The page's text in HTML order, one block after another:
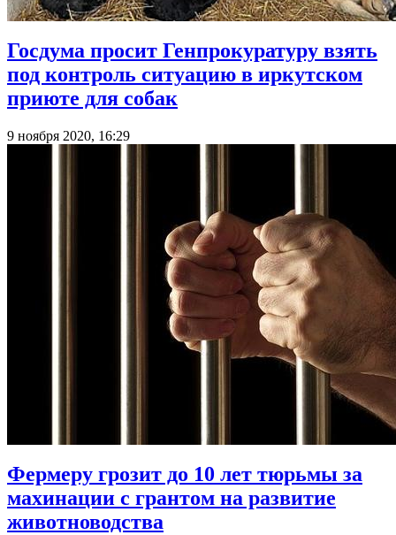
Госдума просит Генпрокуратуру взять
под контроль ситуацию в иркутском
приюте для собак
9 ноября 2020, 16:29
Фермеру грозит до 10 лет тюрьмы за
махинации с грантом на развитие
животноводства